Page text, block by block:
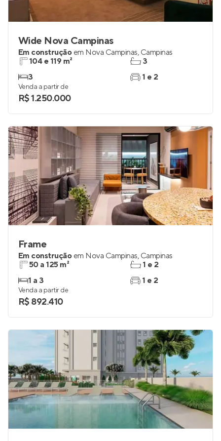
Wide Nova Campinas
Em construção em Nova Campinas, Campinas
104 e 119 m²
3
3
1 e 2
Venda a partir de
R$ 1.250.000
Frame
Em construção em Nova Campinas, Campinas
50 a 125 m²
1 a 3
1 e 2
1 e 2
Venda a partir de
R$ 892.410